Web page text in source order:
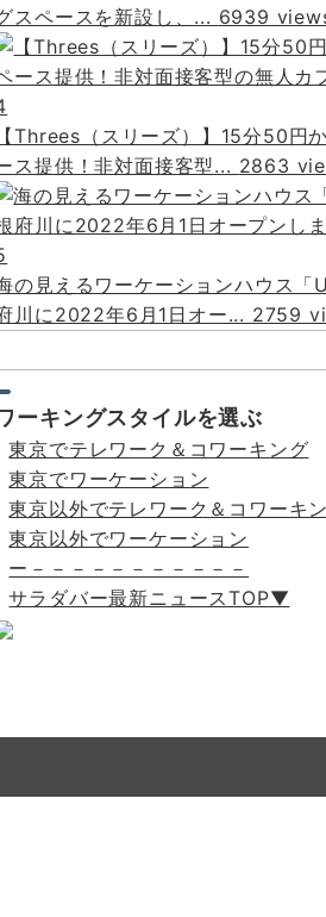
スペースを新設し、... 6939
【Threes（スリーズ）】15分50円
ス提供！非対面接客型... 2863
の見えるワーケーションハウス「
川に2022年6月1日オー... 2759
：
ーキングスタイルを選ぶ
東京でテレワーク＆コワーキング
東京でワーケーション
東京以外でテレワーク＆コワーキ
東京以外でワーケーション
ー－－－－－－－－－－－
サラダバー最新ニュースTOP▼